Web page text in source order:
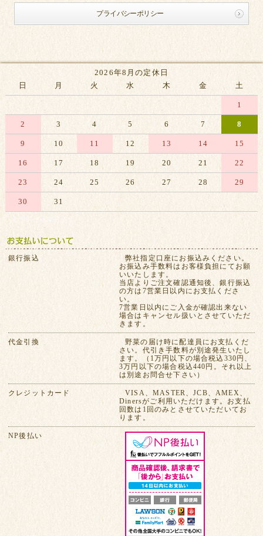
プライバシーポリシー
2026年8月の定休日
日
月 火 水 木 金 土
1
2 3 4 5 6 7 8
9 10 11 12 13 14 15
16 17 18 19 20 21 22
23 24 25 26 27 28 29
30 31
※赤字は休業日です
銀行振込
弊社指定口座にお振込みください。
お振込み手数料はお客様負担にてお願
いいたします。
当店よりご注文確認通知後、銀行振込
の方は7営業日以内にお支払くださ
い。
7営業日以内にご入金が確認出来ない
場合はキャンセル扱いとさせていただ
きます。
代金引換
野菜の届け時に配達員にお支払くだ
さい。代引き手数料が別途発生いたし
ます。（1万円以下の場合税込330円、
3万円以下の場合税込440円。それ以上
は別途お問合せ下さい）
クレジットカード
VISA、MASTER、JCB、AMEX、
Dinersがご利用いただけます。お支払
回数は1回のみとさせていただいてお
ります。
NP後払い